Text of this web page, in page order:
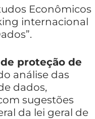
Econômicos
internacional
proteção de
análise das
dados,
sugestões
da lei geral de